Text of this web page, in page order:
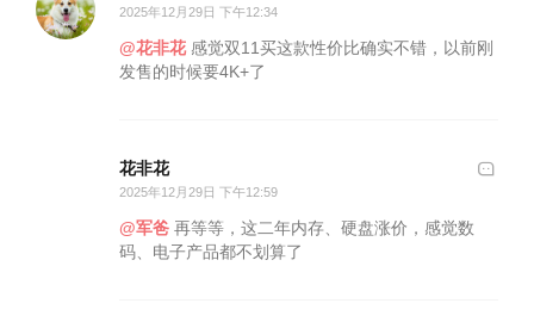
2025年12月29日 下午12:34
@花非花感觉双11买这款性价比确实不错，以前刚
发售的时候要4K+了
花非花
2025年12月29日 下午12:59
@军爸 再等等，这二年内存、硬盘涨价，感觉数
码、电子产品都不划算了